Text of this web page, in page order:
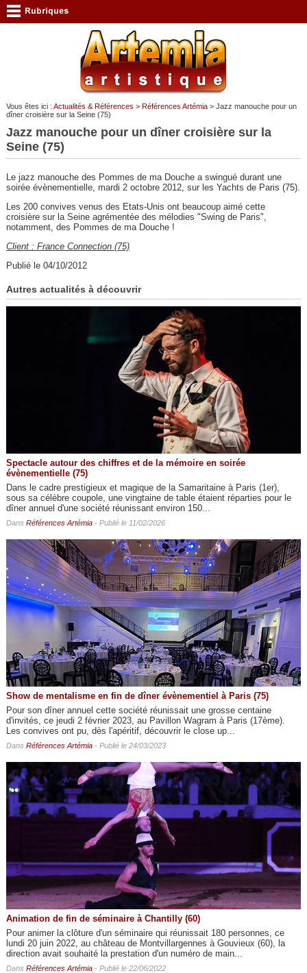
Vous êtes ici : Actualités & Références > Références Artémia> Jazz manouche pour un
dîner croisière sur la Seine (75)
Jazz manouche pour un dîner croisière sur la
Seine (75)
Le jazz manouche des Pommes de ma Douche a swingué durant une
soirée évènementielle, mardi 2 octobre 2012, sur les Yachts de Paris (75).
Les 200 convives venus des Etats-Unis ont beaucoup aimé cette
croisière sur la Seine agrémentée des mélodies "Swing de Paris",
notamment, des Pommes de ma Douche !
Client : France Connection (75)
Publié le 04/10/2012
Autres actualités à découvrir
Spectacle autour des chiffres et de la mémoire en soirée
évènementielle (75)
Dans le cadre prestigieux et magique de la Samaritaine à Paris (1er),
sous sa célèbre coupole, une vingtaine de table étaient réparties pour le
dîner annuel d'une société réunissant environ 150...
Dans Références Artémia- Publié le 11/02/2026
Show de mentalisme en fin de dîner évènementiel à Paris (75)
Pour son dîner annuel cette société réunissait une grosse centaine
d'invités, ce jeudi 2 février 2023, au Pavillon Wagram à Paris (17ème).
Les convives ont pu, dès l'apéritif, découvrir le close up...
Dans Références Artémia- Publié le 24/03/2023
Animation de fin de séminaire à Chantilly (60)
Pour animer la clôture d'un séminaire qui réunissait 180 personnes, ce
lundi 20 juin 2022, au château de Montvillargennes à Gouvieux (60), la
direction avait souhaité la prestation d'un numéro de main...
Dans Références Artémia- Publié le 22/06/2022